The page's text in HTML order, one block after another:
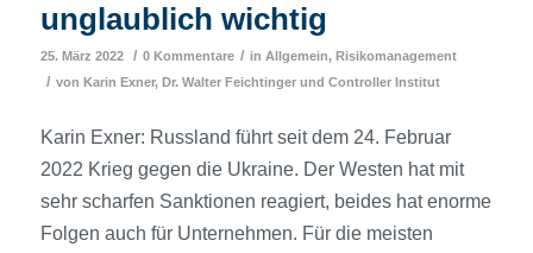
unglaublich wichtig
25. März 2022 / 0 Kommentare / in Allgemein, Risikomanagement
/ von Karin Exner, Dr. Walter Feichtingerund Controller Institut
Karin Exner: Russland führt seit dem 24. Februar
2022 Krieg gegen die Ukraine. Der Westen hat mit
sehr scharfen Sanktionen reagiert, beides hat enorme
Folgen auch für Unternehmen. Für die meisten